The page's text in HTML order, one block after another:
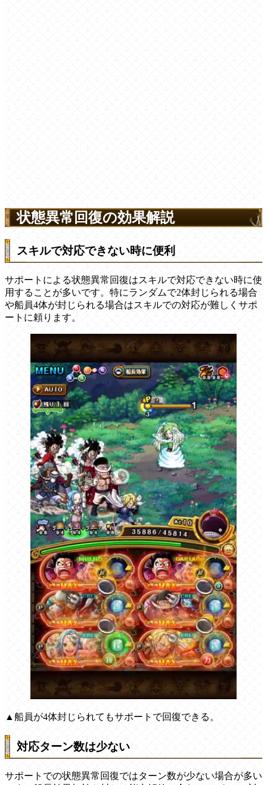
状態異常回復の効果解説
スキルで対応できない時に便利
サポートによる状態異常回復はスキルで対応できない時に使
用することが多いです。特にランダムで2体封じられる場合
や船員4体が封じられる場合はスキルでの対応が難しくサポ
ートに頼ります。
▲船員が4体封じられてもサポートで回復できる。
対応ターン数は少ない
サポートでの状態異常回復ではターン数が少ない場合が多い